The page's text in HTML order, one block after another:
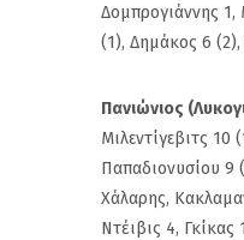
Δομπρογιάννης
(1), Δημάκος 6 (2),
Πανιώνιος
Μιλεντίγεβιτς
Παπαδιονυσίου 9
Χάλαρης,
Ντέιβις 4, Γκίκας